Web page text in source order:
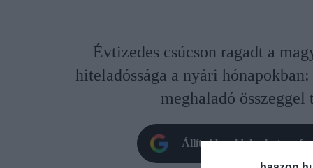
Évtizedes csúcson ragadt a
hiteladóssága a nyári
meghaladó
Állítsd be oldalunkat